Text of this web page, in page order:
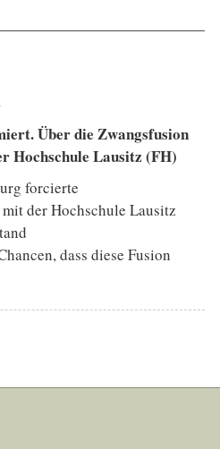
Über die Zwangsfusion
Hochschule Lausitz (FH)
forcierte
der Hochschule Lausitz
dass diese Fusion